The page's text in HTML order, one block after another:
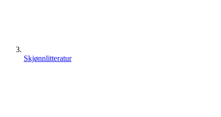
Skjønnlitteratur